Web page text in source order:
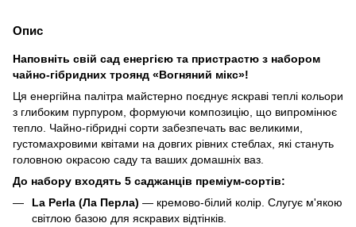
Опис
Наповніть свій сад енергією та пристрастю з набором
чайно-гібридних троянд «Вогняний мікс»!
Ця енергійна палітра майстерно поєднує яскраві теплі кольори
з глибоким пурпуром, формуючи композицію, що випромінює
тепло. Чайно-гібридні сорти забезпечать вас великими,
густомахровими квітами на довгих рівних стеблах, які стануть
головною окрасою саду та ваших домашніх ваз.
До набору входять 5 саджанців преміум-сортів:
La Perla (Ла Перла) — кремово-білий колір. Слугує м'якою
світлою базою для яскравих відтінків.